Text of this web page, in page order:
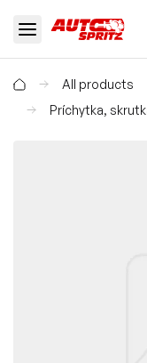
All products
Príchytka,